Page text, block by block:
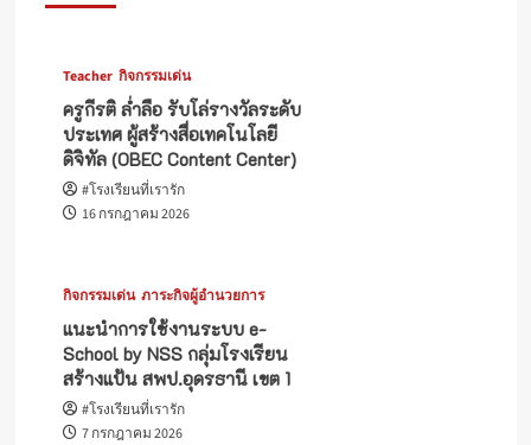
Teacher กิจกรรมเด่น
ครูกีรติ ล่ำลือ รับโล่รางวัลระดับ
ประเทศ ผู้สร้างสื่อเทคโนโลยี
ดิจิทัล (OBEC Content Center)
#โรงเรียนที่เรารัก
16 กรกฎาคม 2026
กิจกรรมเด่น ภาระกิจผู้อำนวยการ
แนะนำการใช้งานระบบ e-
School by NSS กลุ่มโรงเรียน
สร้างแป้น สพป.อุดรธานี เขต 1
#โรงเรียนที่เรารัก
7 กรกฎาคม 2026